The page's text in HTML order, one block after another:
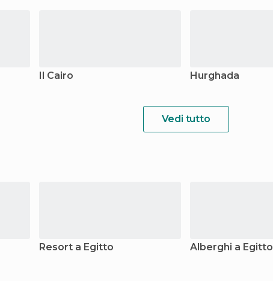
Il Cairo Hurghada
Vedi tutto
Resort a Egitto Alberghi a Egitto